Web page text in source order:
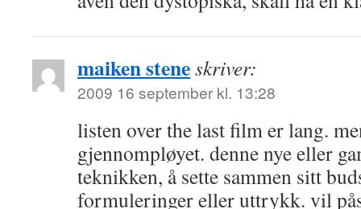
maiken steneskriver:
2009 16 september kl. 13:28
listen over the last film er lang.
gjennompløyet. denne nye eller
teknikken, å sette sammen sitt
formuleringer eller uttrykk. vil